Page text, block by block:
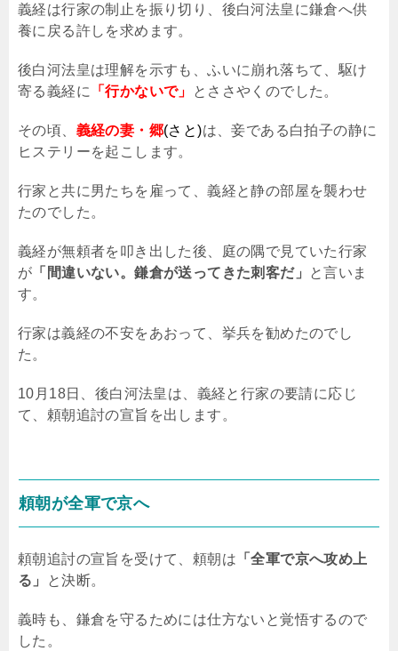
義経は行家の制止を振り切り、後白河法皇に鎌倉へ供
養に戻る許しを求めます。
後白河法皇は理解を示すも、ふいに崩れ落ちて、駆け
寄る義経に
「行かないで」 とささやくのでした。
その頃、 義経の妻・郷(さと)は、妾である白拍子の静に
ヒステリーを起こします。
行家と共に男たちを雇って、義経と静の部屋を襲わせ
たのでした。
義経が無頼者を叩き出した後、庭の隅で見ていた行家
が 「間違いない。鎌倉が送ってきた刺客だ」
と言いま
す。
行家は義経の不安をあおって、挙兵を勧めたのでし
た。
10月18日、後白河法皇は、義経と行家の要請に応じ
て、頼朝追討の宣旨を出します。
頼朝が全軍で京へ
頼朝追討の宣旨を受けて、頼朝は 「全軍で京へ攻め上
る」
と決断。
義時も、鎌倉を守るためには仕方ないと覚悟するので
した。